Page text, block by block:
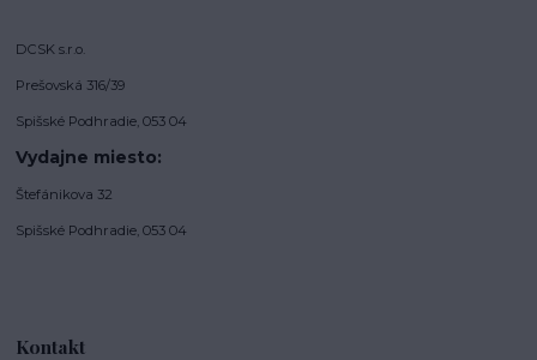
DCSK s.r.o.
Prešovská 316/39
Spišské Podhradie, 053 04
Vydajne miesto:
Štefánikova 32
Spišské Podhradie, 053 04
Kontakt